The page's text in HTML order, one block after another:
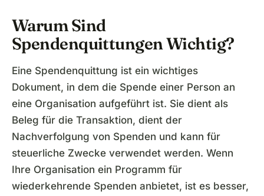
Warum Sind
Spendenquittungen Wichtig?
Eine Spendenquittung ist ein wichtiges
Dokument, in dem die Spende einer Person an
eine Organisation aufgeführt ist. Sie dient als
Beleg für die Transaktion, dient der
Nachverfolgung von Spenden und kann für
steuerliche Zwecke verwendet werden. Wenn
Ihre Organisation ein Programm für
wiederkehrende Spenden anbietet, ist es besser,